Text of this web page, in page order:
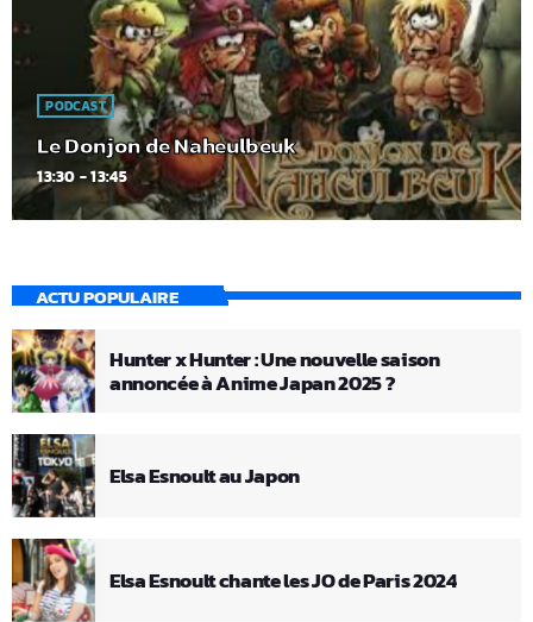
PODCAST
Le Donjon de Naheulbeuk
13:30 - 13:45
ACTU POPULAIRE
Hunter x Hunter : Une nouvelle saison
annoncée à Anime Japan 2025 ?
Elsa Esnoult au Japon
Elsa Esnoult chante les JO de Paris 2024